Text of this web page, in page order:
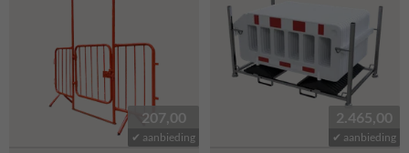
207,00
✔ aanbieding
2.465,00
✔ aanbieding